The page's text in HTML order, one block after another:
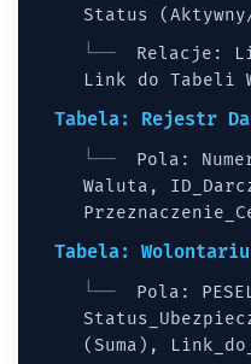
Status
Relacje:
Link do Tabeli
Tabela: Rejestr
Pola:
Waluta,
Tabela:
Pola:
(Suma),